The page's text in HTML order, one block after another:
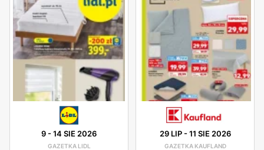
9-14 SIE 2026
GAZETKA LIDL
29 LIP-11 SIE 2026
GAZETKA KAUFLAND